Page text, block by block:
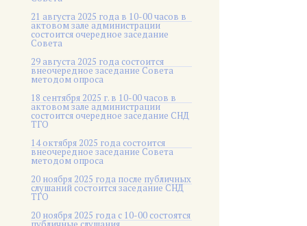
21 августа 2025 года в 10-00 часов в
актовом зале администрации
состоится очередное заседание
Совета
29 августа 2025 года состоится
внеочередное заседание Совета
методом опроса
18 сентября 2025 г. в 10-00 часов в
актовом зале администрации
состоится очередное заседание СНД
ТГО
14 октября 2025 года состоится
внеочередное заседание Совета
методом опроса
20 ноября 2025 года после публичных
слушаний состоится заседание СНД
ТГО
20 ноября 2025 года c 10-00 состоятся